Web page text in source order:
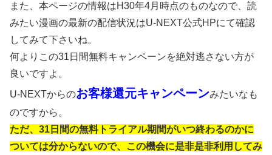
また、本ページの情報はH30年4月時点のものなので、読
みたい漫画の最新の配信状況はU-NEXT公式HPにて確認
してみて下さいね。
何よりこの31日間無料キャンペーンを絶対逃さない方が
良いですよ。
U-NEXTからのお客様還元キャンペーンみたいなも
のですから。
ただ、31日間の無料トライアル期間がいつ終わるのかに
ついては分からないので、この機会に是非是非利用してみ